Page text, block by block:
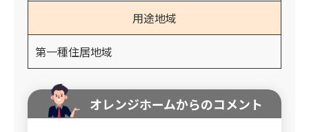
用途地域
第一種住居地域
オレンジホームからのコメント